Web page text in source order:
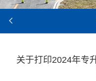

关于打印2024年专